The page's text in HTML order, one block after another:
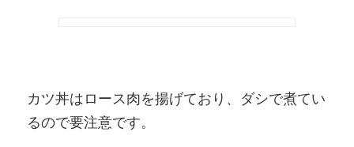
カツ丼はロース肉を揚げており、ダシで煮てい
るので要注意です。